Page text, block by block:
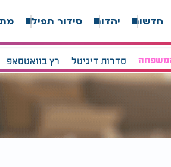
חדשות יהדות סידור תפילה
סדרות דיגיטל רץ בוואטסאפ